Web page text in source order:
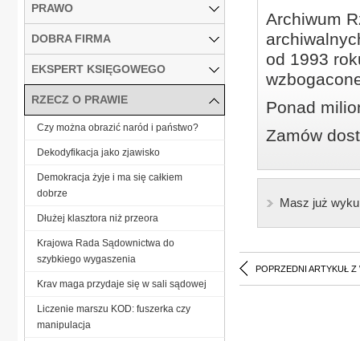
Archiwum
od 1993
Ponad
Zamów
Masz już
POPRZEDNI ARTYKUŁ Z
PRAWO
DOBRA FIRMA
EKSPERT KSIĘGOWEGO
RZECZ O PRAWIE
Czy można obrazić naród i państwo?
Dekodyfikacja jako zjawisko
Demokracja żyje i ma się całkiem
dobrze
Dłużej klasztora niż przeora
Krajowa Rada Sądownictwa do
szybkiego wygaszenia
Krav maga przydaje się w sali sądowej
Liczenie marszu KOD: fuszerka czy
manipulacja